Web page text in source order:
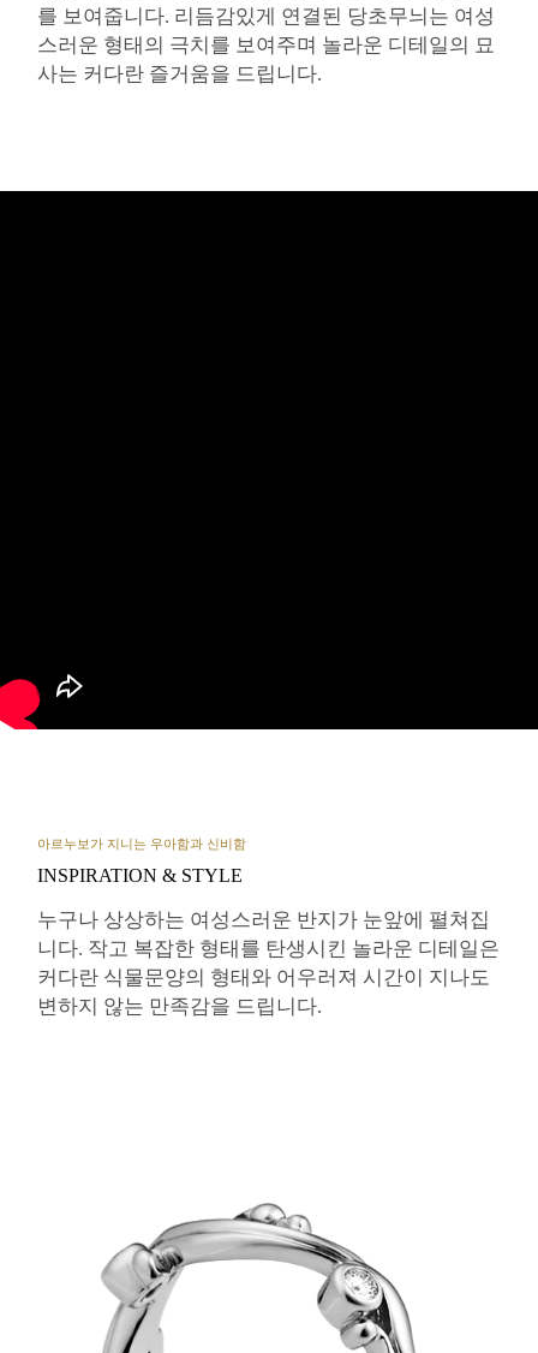
를 보여줍니다. 리듬감있게 연결된 당초무늬는 여성
스러운 형태의 극치를 보여주며 놀라운 디테일의 묘
사는 커다란 즐거움을 드립니다.
아르누보가 지니는 우아함과 신비함
INSPIRATION & STYLE
누구나 상상하는 여성스러운 반지가 눈앞에 펼쳐집
니다. 작고 복잡한 형태를 탄생시킨 놀라운 디테일은
커다란 식물문양의 형태와 어우러져 시간이 지나도
변하지 않는 만족감을 드립니다.